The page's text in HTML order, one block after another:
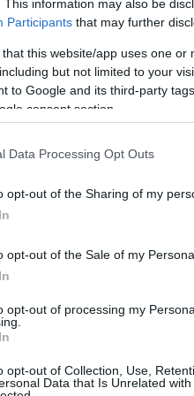
This information may also be
Participants that may further
that this website/app uses one
but not limited to your
to Google and its third-party
consent section.
Data Processing Opt Outs
opt-out of the Sharing of my
opt-out of the Sale of my
opt-out of processing my
opt-out of Collection, Use,
Data that Is Unrelated
Monro valkāja savā
No Business Like Show
bando topiņš,
000 eiro.